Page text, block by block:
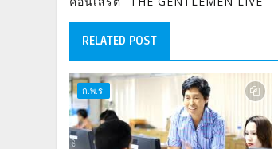
RELATED POST
ก.พ.ร.